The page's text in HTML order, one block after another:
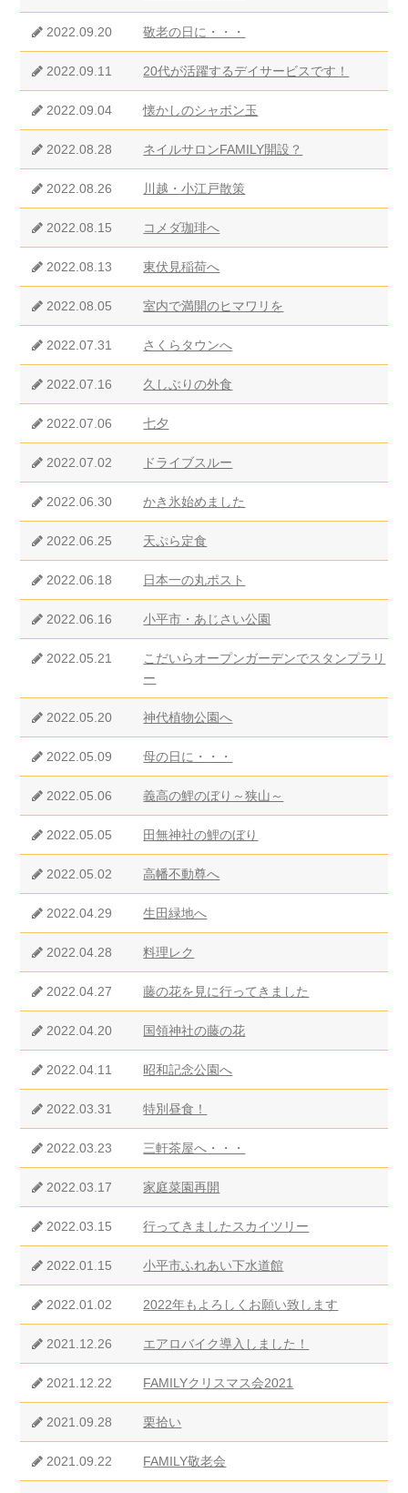
2022.09.20 敬老の日に・・・
2022.09.11 20代が活躍するデイサービスです！
2022.09.04 懐かしのシャボン玉
2022.08.28 ネイルサロンFAMILY開設？
2022.08.26 川越・小江戸散策
2022.08.15 コメダ珈琲へ
2022.08.13 東伏見稲荷へ
2022.08.05 室内で満開のヒマワリを
2022.07.31 さくらタウンへ
2022.07.16 久しぶりの外食
2022.07.06 七夕
2022.07.02 ドライブスルー
2022.06.30 かき氷始めました
2022.06.25 天ぷら定食
2022.06.18 日本一の丸ポスト
2022.06.16 小平市・あじさい公園
2022.05.21
こだいらオープンガーデンでスタンプラリ
ー
2022.05.20 神代植物公園へ
2022.05.09 母の日に・・・
2022.05.06 義高の鯉のぼり～狭山～
2022.05.05 田無神社の鯉のぼり
2022.05.02 高幡不動尊へ
2022.04.29 生田緑地へ
2022.04.28 料理レク
2022.04.27 藤の花を見に行ってきました
2022.04.20 国領神社の藤の花
2022.04.11 昭和記念公園へ
2022.03.31 特別昼食！
2022.03.23 三軒茶屋へ・・・
2022.03.17 家庭菜園再開
2022.03.15 行ってきましたスカイツリー
2022.01.15 小平市ふれあい下水道館
2022.01.02 2022年もよろしくお願い致します
2021.12.26 エアロバイク導入しました！
2021.12.22 FAMILYクリスマス会2021
2021.09.28 栗拾い
2021.09.22 FAMILY敬老会